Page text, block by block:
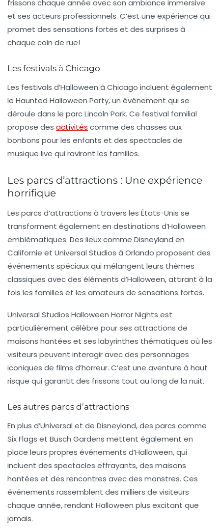
frissons chaque année avec son ambiance immersive
et ses acteurs professionnels. C’est une expérience qui
promet des sensations fortes et des surprises à
chaque coin de rue!
Les festivals à Chicago
Les festivals d’Halloween à Chicago incluent également
le Haunted Halloween Party, un événement qui se
déroule dans le parcLincoln Park. Ce festival familial
propose des activités comme des chasses aux
bonbons pour les enfants et des spectacles de
musique live qui raviront les familles.
Les parcs d’attractions : Une expérience
horrifique
Les parcs d’attractions à travers les États-Unis se
transforment également en destinations d’Halloween
emblématiques. Des lieux comme Disneyland en
Californie et Universal Studios à Orlando proposent des
événements spéciaux qui mélangent leurs thèmes
classiques avec des éléments d’Halloween, attirant à la
fois les familles et les amateurs de sensations fortes.
Universal Studios Halloween Horror Nights est
particulièrement célèbre pour ses attractions de
maisons hantées et ses labyrinthes thématiques où les
visiteurs peuvent interagir avec des personnages
iconiques de films d’horreur. C’est une aventure à haut
risque qui garantit des frissons tout au long de la nuit.
Les autres parcs d’attractions
En plus d’Universal et de Disneyland, des parcs comme
Six Flags et Busch Gardens mettent également en
place leurs propres événements d’Halloween, qui
incluent des spectacles effrayants, des maisons
hantées et des rencontres avec des monstres. Ces
événements rassemblent des milliers de visiteurs
chaque année, rendant Halloween plus excitant que
jamais.